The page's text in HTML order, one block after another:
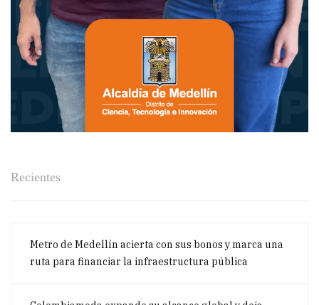
Recientes
Metro de Medellín acierta con sus bonos y marca una
ruta para financiar la infraestructura pública